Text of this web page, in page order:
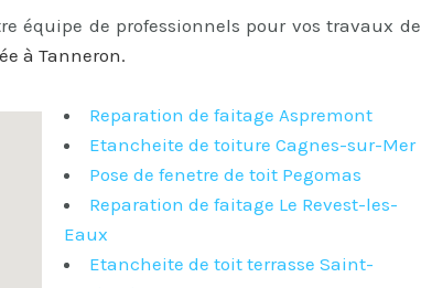
équipe de professionnels pour vos travaux de
à Tanneron.
Reparation de faitage Aspremont
Etancheite de toiture Cagnes-sur-Mer
Pose de fenetre de toit Pegomas
Reparation de faitage Le Revest-les-
Eaux
Etancheite de toit terrasse Saint-